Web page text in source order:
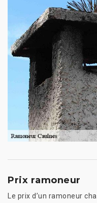
Prix ramoneur
Le prix d’un ramoneur